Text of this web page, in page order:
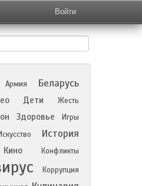
Войти
Армия Беларусь
Дети
Жесть
Здоровье Игры
История
Кино Конфликты
Коррупция